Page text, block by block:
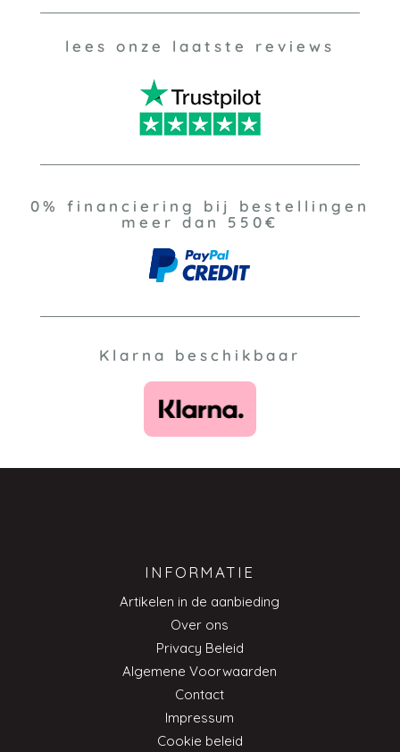
lees onze laatste reviews
0% financiering bij bestellingen
meer dan 550€
Klarna beschikbaar
INFORMATIE
Artikelen in de aanbieding
Over ons
Privacy Beleid
Algemene Voorwaarden
Contact
Impressum
Cookie beleid